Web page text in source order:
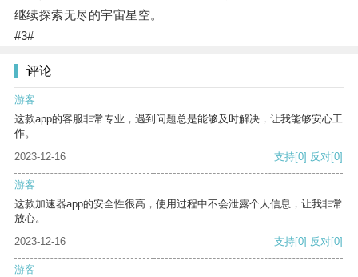
继续探索无尽的宇宙星空。
#3#
评论
游客
这款app的客服非常专业，遇到问题总是能够及时解决，让我能够安心工
作。
2023-12-16
支持[0] 反对[0]
游客
这款加速器app的安全性很高，使用过程中不会泄露个人信息，让我非常
放心。
2023-12-16
支持[0] 反对[0]
游客